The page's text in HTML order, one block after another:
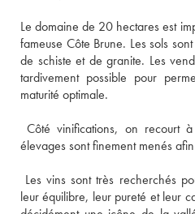
Le domaine de 20 hectares est
fameuse Côte Brune. Les sols
de schiste et de granite. Les
tardivement possible pour
maturité optimale.
Côté vinifications, on recourt
élevages sont finement menés
Les vins sont très recherchés
leur équilibre, leur pureté et leur